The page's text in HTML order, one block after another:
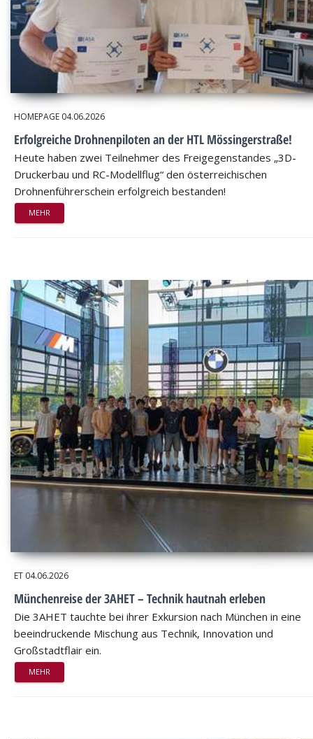
HOMEPAGE 04.06.2026
Erfolgreiche Drohnenpiloten an der HTL Mössingerstraße!
Heute haben zwei Teilnehmer des Freigegenstandes „3D-
Druckerbau und RC-Modellflug“ den österreichischen
Drohnenführerschein erfolgreich bestanden!
MEHR
ET 04.06.2026
Münchenreise der 3AHET – Technik hautnah erleben
Die 3AHET tauchte bei ihrer Exkursion nach München in eine
beeindruckende Mischung aus Technik, Innovation und
Großstadtflair ein.
MEHR